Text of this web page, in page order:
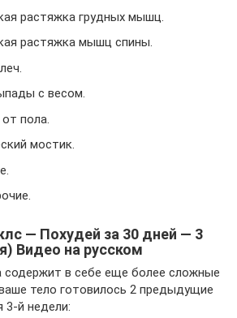
растяжка грудных мышц.
растяжка мышц спины.
с весом.
пола.
мостик.
— Похудей за 30 дней — 3
Видео на русском
содержит в себе еще более сложные
тело готовилось 2 предыдущие
3-й недели: